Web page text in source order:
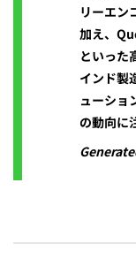
リーエン
加え、
といった
インド製
ューシ
の動向に